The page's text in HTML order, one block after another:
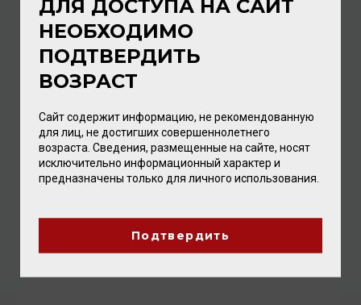
Anthon Berg Apricot in Brandy 220г
ДЛЯ ДОСТУПА НА САЙТ
НЕОБХОДИМО
ПОДТВЕРДИТЬ
ВОЗРАСТ
Сайт содержит информацию, не рекомендованную
для лиц, не достигших совершеннолетнего
возраста. Сведения, размещенные на сайте, носят
исключительно информационный характер и
предназначены только для личного использования.
Подтвердить